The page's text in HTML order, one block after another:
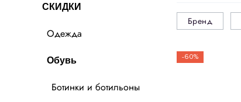
СКИДКИ
Одежда
Обувь
Ботинки и ботильоны
Бренд
-60%